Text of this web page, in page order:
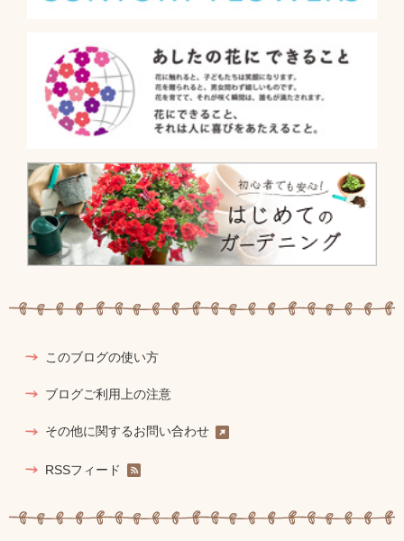
このブログの使い方
ブログご利用上の注意
その他に関するお問い合わせ
RSSフィード